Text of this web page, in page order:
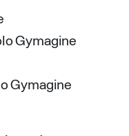
Gymagine
Gymagine